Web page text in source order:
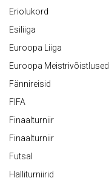
Eriolukord
Esiliiga
Euroopa Liiga
Euroopa Meistrivõistlused
Fännireisid
FIFA
Finaalturniir
Finaalturniir
Futsal
Halliturniirid